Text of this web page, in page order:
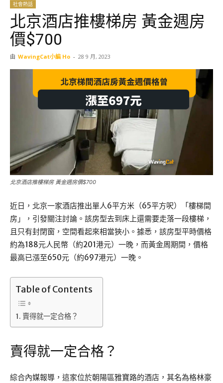
社會熱話
北京酒店推樓梯房 黃金週房
價$700
由 WavingCat小編 Ho - 28 9 月, 2023
北京酒店推樓梯房 黃金週房價$700
近日，北京一家酒店推出單人6平方米（65平方呎）「樓梯間
房」，引發關注討論。該房型去到床上還需要走落一段樓梯，
且只有封閉窗，空間看起來相當狹小。據悉，該房型平時價格
約為188元人民幣（約201港元）一晚，而黃金周期間，價格
最高已漲至650元（約697港元）一晚。
Table of Contents
賣得就一定合格？
賣得就一定合格？
綜合內媒報導，這家位於朝陽區雅寶路的酒店，其名為格林豪